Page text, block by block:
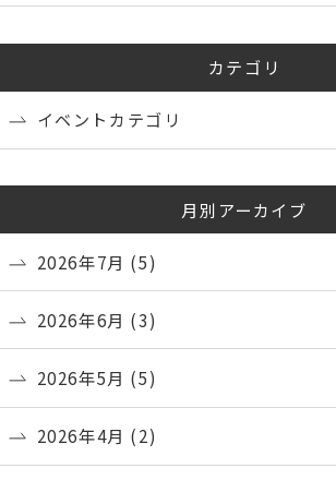
カテゴリ
イベントカテゴリ
月別アーカイブ
2026年7月 (5)
2026年6月 (3)
2026年5月 (5)
2026年4月 (2)